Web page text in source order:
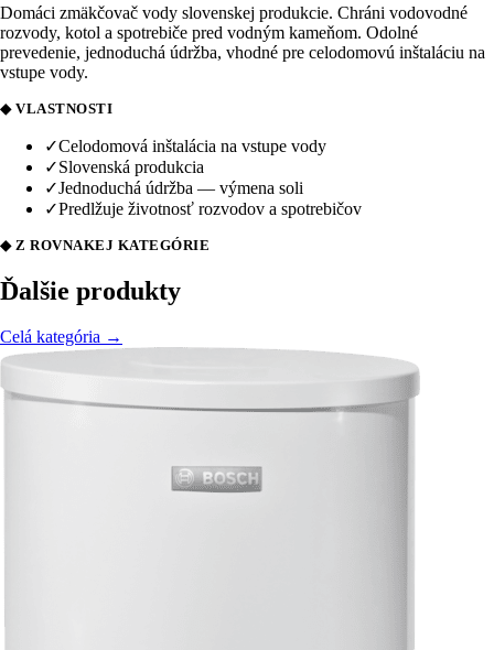
Domáci zmäkčovač vody slovenskej produkcie. Chráni vodovodné
rozvody, kotol a spotrebiče pred vodným kameňom. Odolné
prevedenie, jednoduchá údržba, vhodné pre celodomovú inštaláciu na
vstupe vody.
◆ VLASTNOSTI
✓Celodomová inštalácia na vstupe vody
✓Slovenská produkcia
✓Jednoduchá údržba — výmena soli
✓Predlžuje životnosť rozvodov a spotrebičov
◆ Z ROVNAKEJ KATEGÓRIE
Ďalšie produkty
Celá kategória →